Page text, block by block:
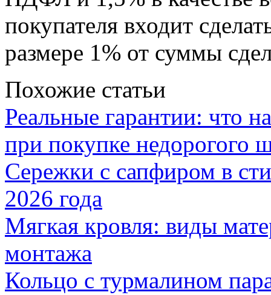
покупателя входит
размере 1% от суммы
Похожие статьи
Реальные гарантии: что
при покупке недорогого
Сережки с сапфиром в
2026 года
Мягкая кровля: виды
монтажа
Кольцо с турмалином